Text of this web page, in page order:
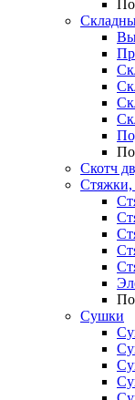
Скотч
Стяжки,
Сушки